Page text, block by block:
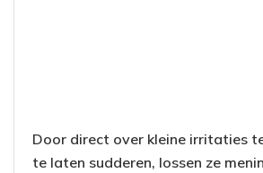
Door direct over kleine irritaties
te laten sudderen, lossen ze